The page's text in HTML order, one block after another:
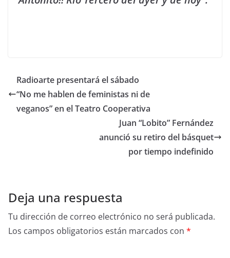
Radioarte presentará el sábado
“No me hablen de feministas ni de
veganos” en el Teatro Cooperativa
Juan “Lobito” Fernández
anunció su retiro del básquet
por tiempo indefinido
Deja una respuesta
Tu dirección de correo electrónico no será publicada.
Los campos obligatorios están marcados con *